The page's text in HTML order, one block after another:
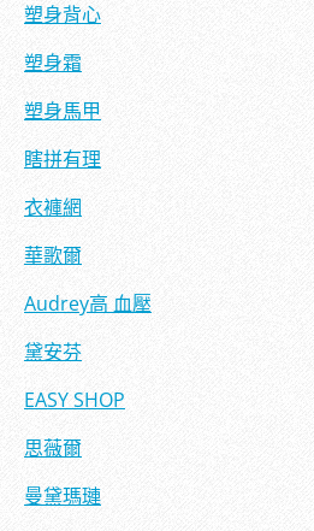
塑身背心
塑身霜
塑身馬甲
瞎拼有理
衣褲網
華歌爾
Audrey高 血壓
黛安芬
EASY SHOP
思薇爾
曼黛瑪璉